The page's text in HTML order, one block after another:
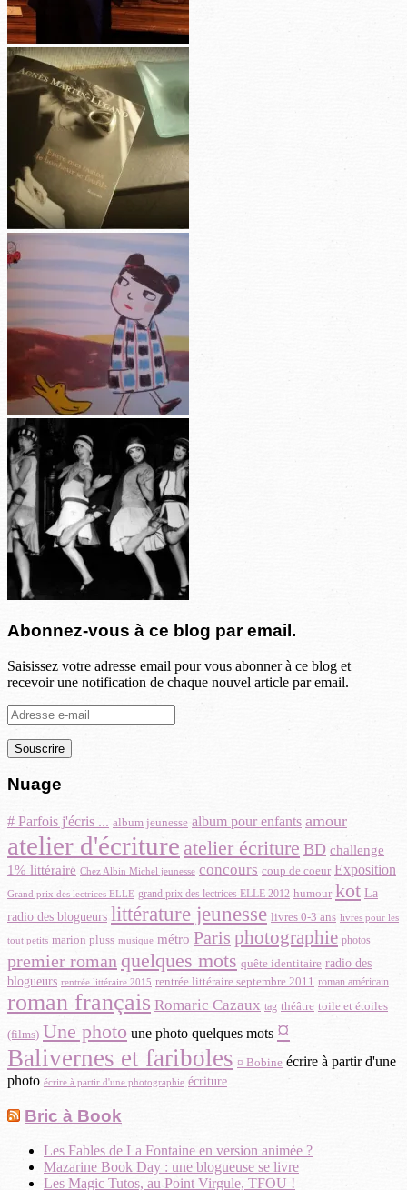
Abonnez-vous à ce blog par email.
Saisissez votre adresse email pour vous abonner à ce blog et
recevoir une notification de chaque nouvel article par email.
Adresse
e-
mail
Nuage
# Parfois j'écris ... album jeunesse album pour enfants amour
atelier d'écriture atelier écriture BD challenge
1% littéraire Chez Albin Michel jeunesse concours coup de coeur Exposition
Grand prix des lectrices ELLE grand prix des lectrices ELLE 2012 humour kot La
radio des blogueurs littérature jeunesse livres 0-3 ans livres pour les
tout petits marion pluss musique métro Paris photographie photos
premier roman quelques mots quête identitaire radio des
blogueurs rentrée littéraire 2015 rentrée littéraire septembre 2011 roman américain
roman français Romaric Cazaux tag théâtre toile et étoiles
(films) Une photo une photo quelques mots ¤
Balivernes et fariboles ¤ Bobine écrire à partir d'une
photo écrire à partir d'une photographie écriture
Bric à Book
Les Fables de La Fontaine en version animée ?
Mazarine Book Day : une blogueuse se livre
Les Magic Tutos, au Point Virgule, TFOU !